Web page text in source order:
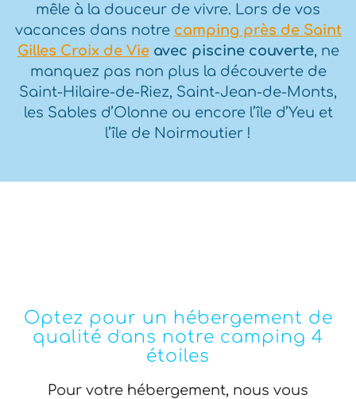
mêle à la douceur de vivre. Lors de vos
vacances dans notre camping près de Saint
Gilles Croix de Vieavec piscine couverte, ne
manquez pas non plus la découverte de
Saint-Hilaire-de-Riez, Saint-Jean-de-Monts,
les Sables d’Olonne ou encore l’île d’Yeu et
l’île de Noirmoutier !
Optez pour un hébergement de
qualité dans notre camping 4
étoiles
Pour votre hébergement, nous vous